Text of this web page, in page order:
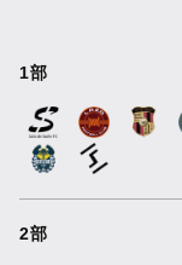
1部
2部